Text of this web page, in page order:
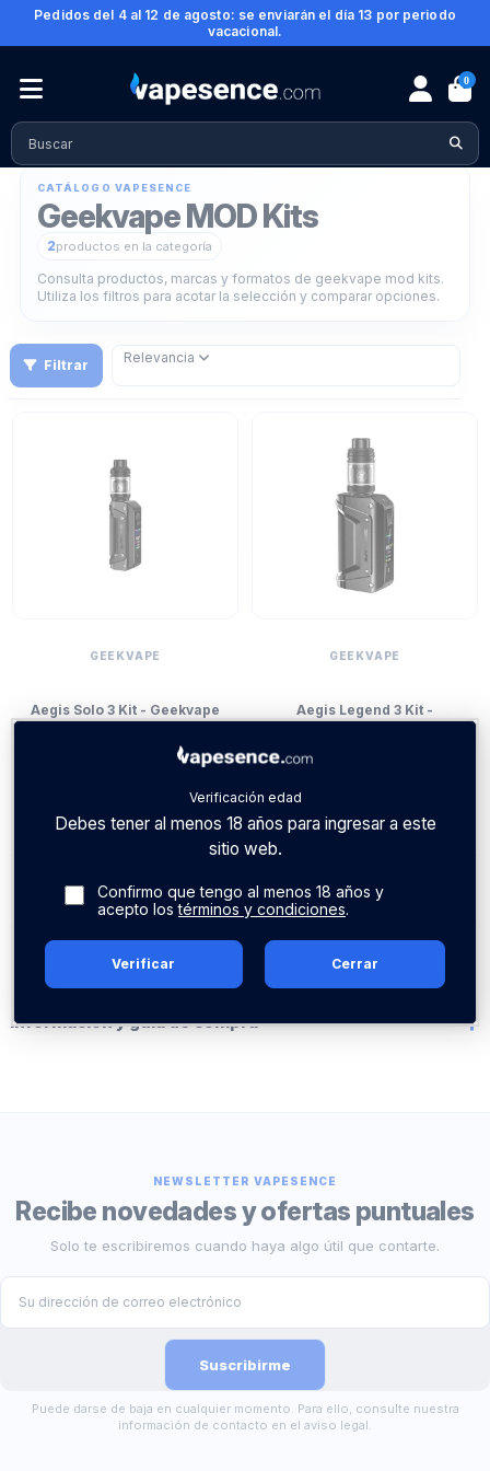
Verificación edad
Debes tener al menos 18 años para ingresar a este
sitio web.
Confirmo que tengo al menos 18 años y
acepto lostérminos y condiciones.
Verificar Cerrar
Pedidos del 4 al 12 de agosto: se enviarán el día 13 por periodo
vacacional.
0
Inicio Vapers
CATÁLOGO VAPESENCE
Geekvape MOD Kits
2productos en la categoría
Consulta productos, marcas y formatos de geekvape mod kits.
Utiliza los filtros para acotar la selección y comparar opciones.
Filtrar Relevancia
GEEKVAPE
Aegis Solo 3 Kit - Geekvape
GEEKVAPE
Aegis Legend 3 Kit -
66,90 €
Información y guía de compra
NEWSLETTER VAPESENCE
Recibe novedades y ofertas puntuales
Solo te escribiremos cuando haya algo útil que contarte.
Puede darse de baja en cualquier momento. Para ello, consulte nuestra
información de contacto en el aviso legal.